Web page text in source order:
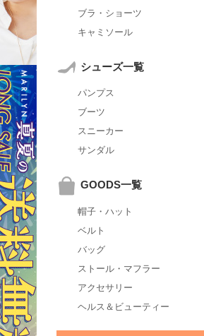
ブラ・ショーツ
キャミソール
シューズ一覧
パンプス
ブーツ
スニーカー
サンダル
GOODS一覧
帽子・ハット
ベルト
バッグ
ストール・マフラー
アクセサリー
ヘルス＆ビューティー